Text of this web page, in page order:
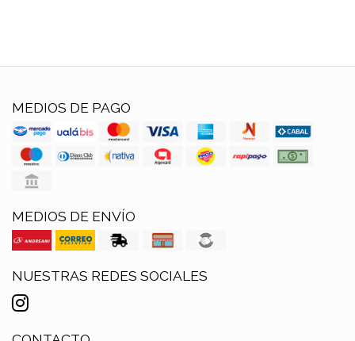
MEDIOS DE PAGO
MEDIOS DE ENVÍO
NUESTRAS REDES SOCIALES